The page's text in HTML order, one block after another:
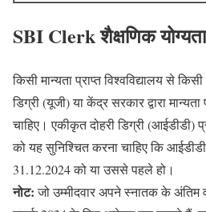
SBI Clerk शैक्षणिक
किसी मान्यता प्राप्त विश्वविद्यालय से
डिग्री (यूजी) या केंद्र सरकार द्वारा
चाहिए। एकीकृत दोहरी डिग्री (आईडीडी)
को यह सुनिश्चित करना चाहिए कि आईडीडी
31.12.2024 को या उससे पहले हो।
नोट:जो उम्मीदवार अपने स्नातक के अंतिम